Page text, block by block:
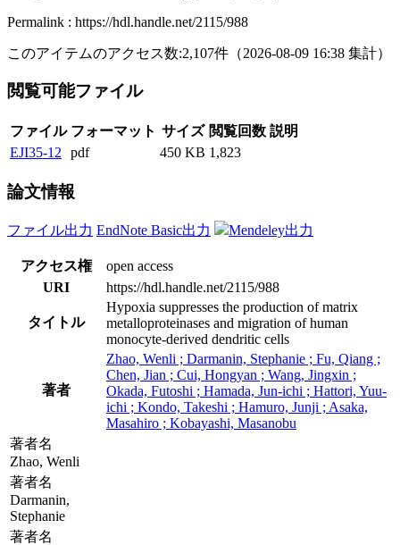
Permalink : https://hdl.handle.net/2115/988
このアイテムのアクセス数:2,107件 （2026-08-09 16:38 集計）
閲覧可能ファイル
ファイル フォーマット サイズ 閲覧回数 説明
EJI35-12
pdf 450 KB 1,823
論文情報
ファイル出力 EndNote Basic出力 Mendeley出力
アクセス権
open access
URI
https://hdl.handle.net/2115/988
タイトル
Hypoxia suppresses the production of matrix
metalloproteinases and migration of human
monocyte-derived dendritic cells
著者
Zhao, Wenli ; Darmanin, Stephanie ; Fu, Qiang ;
Chen, Jian ; Cui, Hongyan ; Wang, Jingxin ;
Okada, Futoshi ; Hamada, Jun-ichi ; Hattori, Yuu-
ichi ; Kondo, Takeshi ; Hamuro, Junji ; Asaka,
Masahiro ; Kobayashi, Masanobu
著者名
Zhao, Wenli
著者名
Darmanin,
Stephanie
著者名